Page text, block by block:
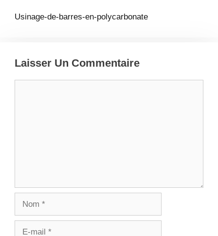
Usinage-de-barres-en-polycarbonate
Laisser Un Commentaire